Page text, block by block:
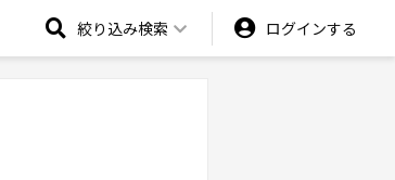
絞り込み検索 ログインする